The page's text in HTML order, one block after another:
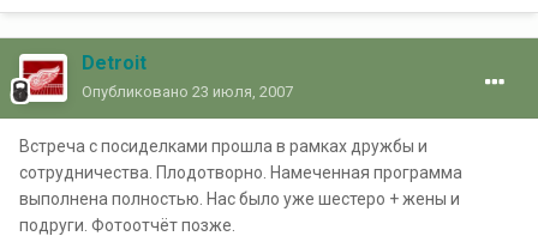
Detroit
Опубликовано 23 июля, 2007
Встреча с посиделками прошла в рамках дружбы и
сотрудничества. Плодотворно. Намеченная программа
выполнена полностью. Нас было уже шестеро + жены и
подруги. Фотоотчёт позже.